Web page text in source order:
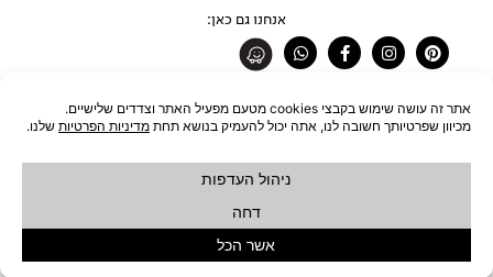
אנחנו גם כאן:
Pinterest
Instagram
Facebook-
f
Whatsapp
רוצים להתעדכן לפני כולם?
כל הזכויות שמורות לחברת ŪBJECT בע"מ © 2026